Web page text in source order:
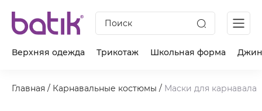
Поиск
Верхняя одежда Трикотаж Школьная форма
Главная / Карнавальные костюмы / Маски для карнавала